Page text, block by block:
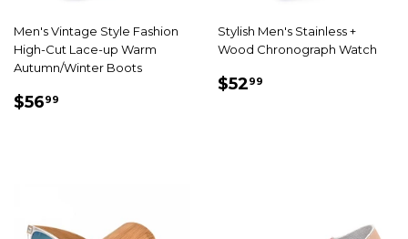
Men's Vintage Style Fashion
High-Cut Lace-up Warm
Autumn/Winter Boots
PRIX
$5699
Stylish Men's Stainless +
Wood Chronograph Watch
PRIX
$5299